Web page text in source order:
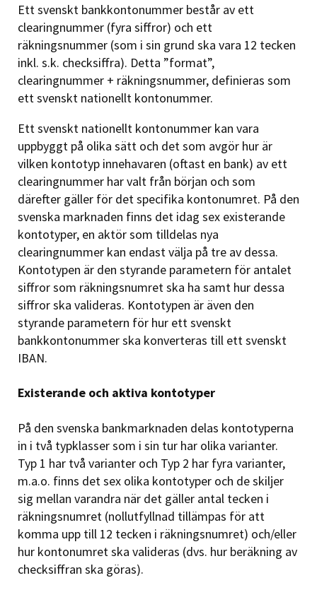
Ett svenskt bankkontonummer består av ett
clearingnummer (fyra siffror) och ett
räkningsnummer (som i sin grund ska vara 12 tecken
inkl. s.k. checksiffra). Detta ”format”,
clearingnummer + räkningsnummer, definieras som
ett svenskt nationellt kontonummer.
Ett svenskt nationellt kontonummer kan vara
uppbyggt på olika sätt och det som avgör hur är
vilken kontotyp innehavaren (oftast en bank) av ett
clearingnummer har valt från början och som
därefter gäller för det specifika kontonumret. På den
svenska marknaden finns det idag sex existerande
kontotyper, en aktör som tilldelas nya
clearingnummer kan endast välja på tre av dessa.
Kontotypen är den styrande parametern för antalet
siffror som räkningsnumret ska ha samt hur dessa
siffror ska valideras. Kontotypen är även den
styrande parametern för hur ett svenskt
bankkontonummer ska konverteras till ett svenskt
IBAN.
Existerande och aktiva kontotyper
På den svenska bankmarknaden delas kontotyperna
in i två typklasser som i sin tur har olika varianter.
Typ 1 har två varianter och Typ 2 har fyra varianter,
m.a.o. finns det sex olika kontotyper och de skiljer
sig mellan varandra när det gäller antal tecken i
räkningsnumret (nollutfyllnad tillämpas för att
komma upp till 12 tecken i räkningsnumret) och/eller
hur kontonumret ska valideras (dvs. hur beräkning av
checksiffran ska göras).